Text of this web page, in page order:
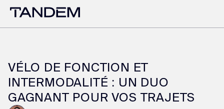
VÉLO DE FONCTION ET
INTERMODALITÉ : UN DUO
GAGNANT POUR VOS TRAJETS